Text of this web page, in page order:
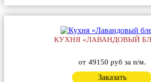
КУХНЯ «ЛАВАНДОВЫЙ
от 49150 руб за п/м.
Заказать